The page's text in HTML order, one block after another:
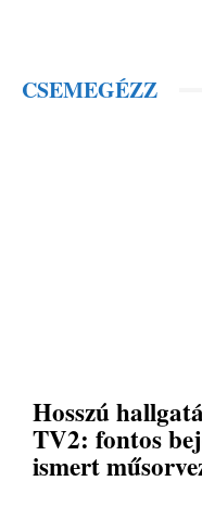
CSEMEGÉZZ
Hosszú
TV2: fontos
ismert